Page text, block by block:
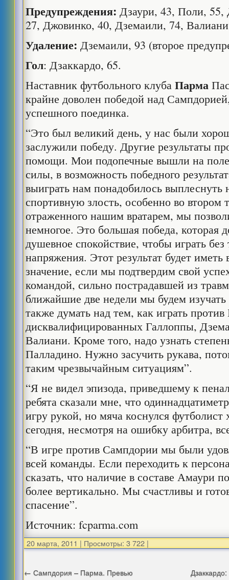
Предупреждения: Дзаури, 43, Поли, 55,
27, Джовинко, 40, Дземаили, 74,
Удаление: Дземаили, 93 (второе
Гол: Дзаккардо, 65.
Наставник футбольного клубаПарма
крайне доволен победой над
успешного поединка.
“Это был великий день, у нас были
заслужили победу. Другие результаты
помощи. Мои подопечные вышли на поле
силы, в возможность победного
выиграть нам понадобилось
спортивную злость, особенно во
отраженного нашим вратарем, мы
немногое. Это большая победа, которая
душевное спокойствие, чтобы играть без
напряжения. Этот результат будет иметь
значение, если мы подтвердим свой
командой, сильно пострадавшей из
ближайшие две недели мы будем изучать
также думать над тем, как играть против
дисквалифицированных Галлоппы,
Валиани. Кроме того, надо узнать
Палладино. Нужно засучить рукава,
таким чрезвычайным ситуациям”.
“Я не видел эпизода, приведшему к
ребята сказали мне, что
игру рукой, но мяча коснулся футболист
сегодня, несмотря на ошибку арбитра,
“В игре против Сампдории мы были
всей команды. Если переходить к
сказать, что наличие в составе Амаури
более вертикально. Мы счастливы и
спасение”.
Источник: fcparma.com
20 марта, 2011 | Просмотры: 3 722 |
← Сампдория – Парма. Превью